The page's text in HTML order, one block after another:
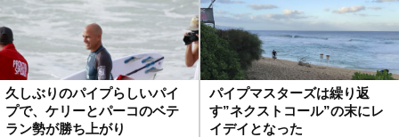
久しぶりのパイプらしいパイ
プで、ケリーとパーコのベテ
ラン勢が勝ち上がり
パイプマスターズは繰り返
す”ネクストコール”の末にレ
イデイとなった